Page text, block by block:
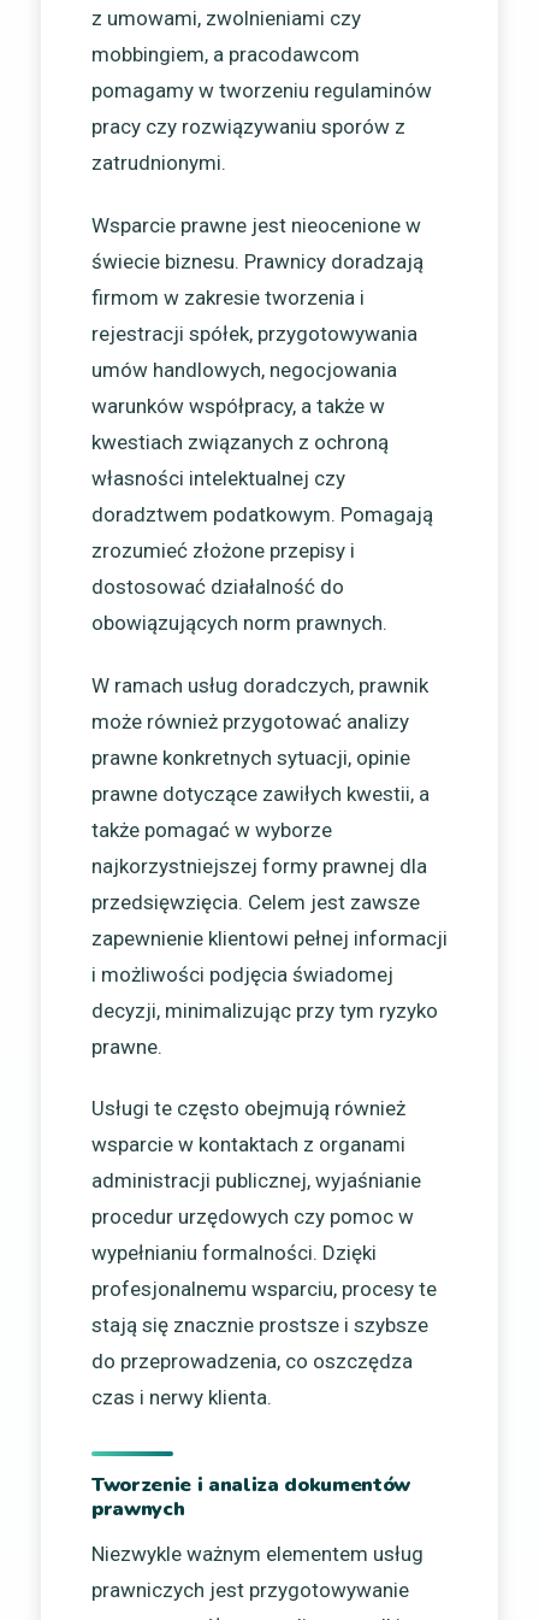
z umowami, zwolnieniami czy
mobbingiem, a pracodawcom
pomagamy w tworzeniu regulaminów
pracy czy rozwiązywaniu sporów z
zatrudnionymi.
Wsparcie prawne jest nieocenione w
świecie biznesu. Prawnicy doradzają
firmom w zakresie tworzenia i
rejestracji spółek, przygotowywania
umów handlowych, negocjowania
warunków współpracy, a także w
kwestiach związanych z ochroną
własności intelektualnej czy
doradztwem podatkowym. Pomagają
zrozumieć złożone przepisy i
dostosować działalność do
obowiązujących norm prawnych.
W ramach usług doradczych, prawnik
może również przygotować analizy
prawne konkretnych sytuacji, opinie
prawne dotyczące zawiłych kwestii, a
także pomagać w wyborze
najkorzystniejszej formy prawnej dla
przedsięwzięcia. Celem jest zawsze
zapewnienie klientowi pełnej informacji
i możliwości podjęcia świadomej
decyzji, minimalizując przy tym ryzyko
prawne.
Usługi te często obejmują również
wsparcie w kontaktach z organami
administracji publicznej, wyjaśnianie
procedur urzędowych czy pomoc w
wypełnianiu formalności. Dzięki
profesjonalnemu wsparciu, procesy te
stają się znacznie prostsze i szybsze
do przeprowadzenia, co oszczędza
czas i nerwy klienta.
Tworzenie i analiza dokumentów
prawnych
Niezwykle ważnym elementem usług
prawniczych jest przygotowywanie